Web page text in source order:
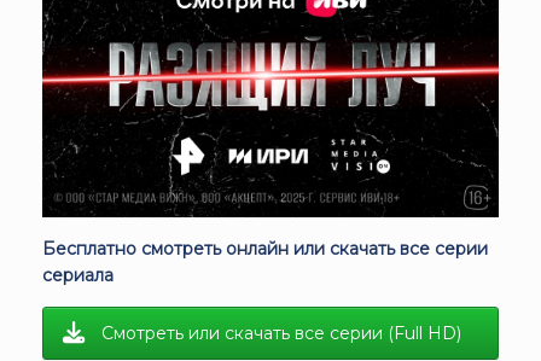
Бесплатно смотреть онлайн или скачать все серии
сериала
Смотреть или скачать все серии (Full HD)